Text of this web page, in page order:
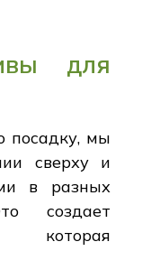
для
посадку, мы
сверху и
в разных
создает
которая